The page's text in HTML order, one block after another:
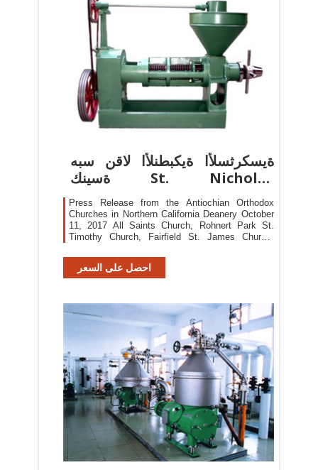
ةيسكرثسلأا ةيكبطنلأا لاقن سبه
ةسينك St. Nicholas
Orthodox
Press Release from the Antiochian Orthodox
Churches in Northern California Deanery October
11, 2017 All Saints Church, Rohnert Park St.
Timothy Church, Fairfield St. James Church,
Orthodox Church of the Redeemer, Los Altos Hills
St. John the Evangelist Church, Orinda St.
احصل على السعر